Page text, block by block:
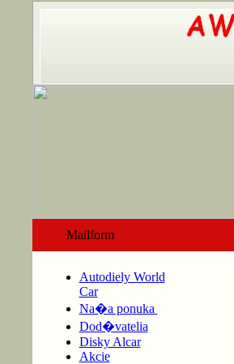
Mailform
Autodiely World
Car
Na�a ponuka
Dod�vatelia
Disky Alcar
Akcie